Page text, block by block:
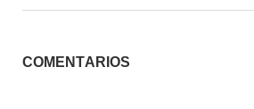
COMENTÁRIOS